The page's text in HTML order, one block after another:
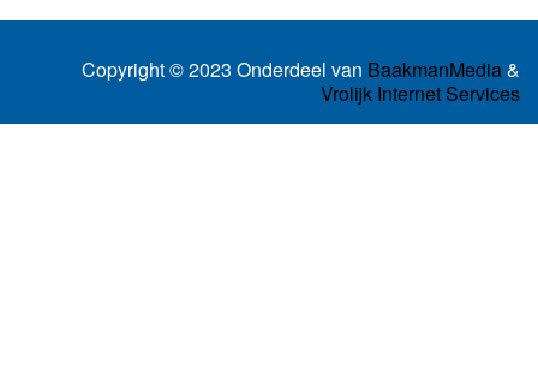
Copyright © 2023 Onderdeel van BaakmanMedia&
Vrolijk Internet Services